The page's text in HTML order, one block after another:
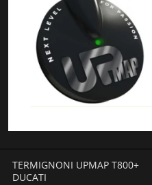
TERMIGNONI UPMAP T800+
DUCATI